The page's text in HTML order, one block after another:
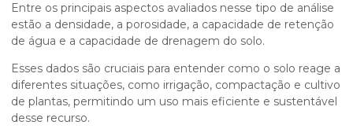
Entre os principais aspectos avaliados nesse tipo de análise
estão a densidade, a porosidade, a capacidade de retenção
de água e a capacidade de drenagem do solo.
Esses dados são cruciais para entender como o solo reage a
diferentes situações, como irrigação, compactação e cultivo
de plantas, permitindo um uso mais eficiente e sustentável
desse recurso.